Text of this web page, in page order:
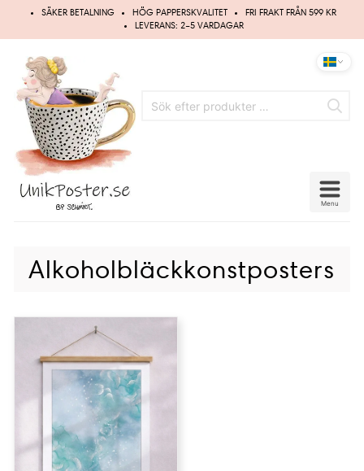
Hoppa
SÄKER BETALNING HÖG PAPPERSKVALITET
FRI FRAKT FRÅN 599 KR
LEVERANS: 2–5 VARDAGAR
Menu
Alkoholbläckkonstposters